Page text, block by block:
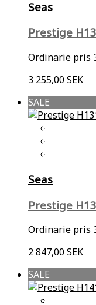
Seas
Prestige
Ordinarie pris
3 255,00 SEK
SALE
Seas
Prestige
Ordinarie pris
2 847,00 SEK
SALE